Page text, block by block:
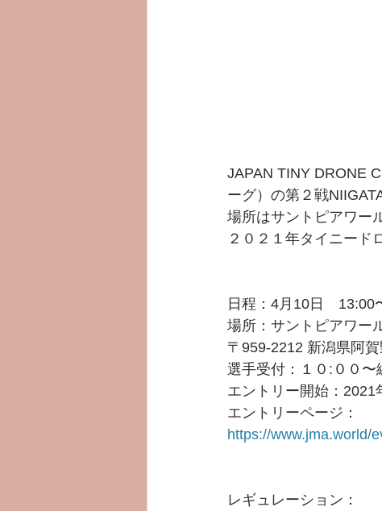
JAPAN TINY DRONE
ーグ）の第２戦
場所はサントピアワー
２０２１年タイニード
日程：4月10日　
場所：サントピアワー
〒959-2212 新潟県阿
選手受付：１０:００〜
エントリー開始：2021
エントリーページ：
https://www.jma.world/
レギュレーション：